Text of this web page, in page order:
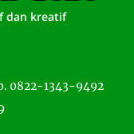
dan kreatif
0822-1343-9492